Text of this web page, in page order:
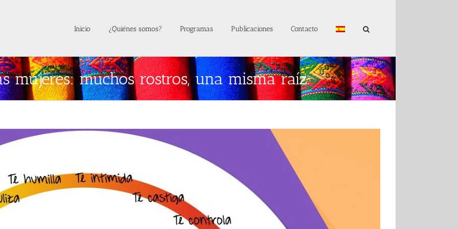
Inicio ¿Quiénes somos? Programas Publicaciones Contacto
mujeres: muchos rostros, una misma raíz.